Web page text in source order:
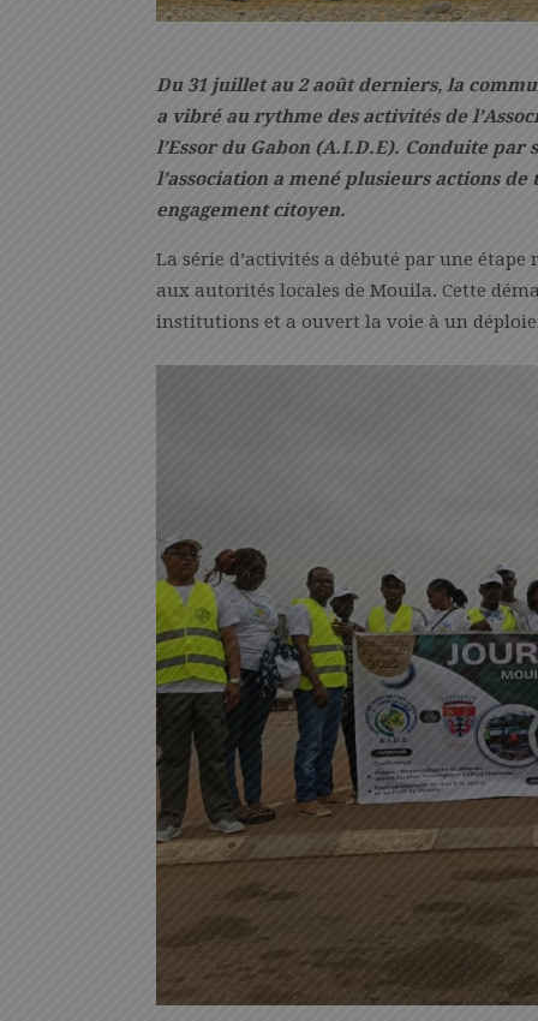
Du 31 juillet au 2 août derniers, la
a vibré au rythme des activités de
l’Essor du Gabon (A.I.D.E). Conduite
l’association a mené plusieurs actions
engagement citoyen.
La série d’activités a débuté par une
aux autorités locales de Mouila. Cette
institutions et a ouvert la voie à un